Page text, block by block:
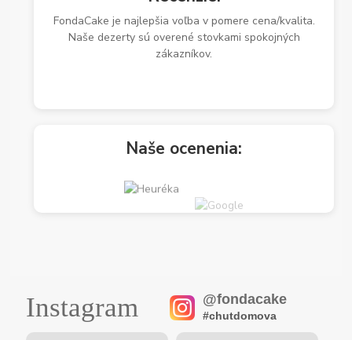
FondaCake je najlepšia voľba v pomere cena/kvalita.
Naše dezerty sú overené stovkami spokojných
zákazníkov.
Naše ocenenia:
Instagram @fondacake
#chutdomova